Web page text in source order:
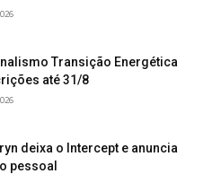
Transição Energética
até 31/8
deixa o Intercept e anuncia
pessoal